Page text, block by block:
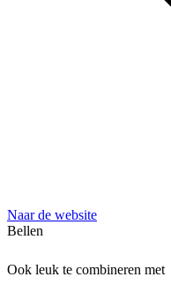
Naar de website
Bellen
Ook leuk te combineren met